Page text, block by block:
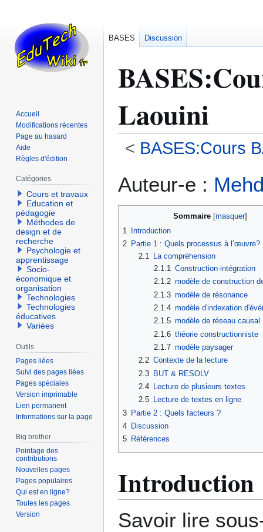
BASES:
Laouini
< BASES:Cours
à
à
Auteur-e :
Sommaire
1
Introduction
2 Partie 1 : Quels processus à l’œuvre?
2.1
La compréhension
2.1.1
Construction-intégration
2.1.2 modèle de construction
2.1.3 modèle de résonance
2.1.4 modèle d'indexation
2.1.5 modèle de réseau causal
2.1.6 théorie constructionniste
2.1.7 modèle paysager
2.2 Contexte de la lecture
2.3 BUT & RESOLV
2.4
Lecture de plusieurs textes
2.5
Lecture de textes en ligne
3 Partie 2 : Quels facteurs ?
4 Discussion
5 Références
Introduction
Savoir lire
BASES Discussion
Accueil
Modifications récentes
Page au hasard
Aide
Règles d'édition
Catégories
Cours et travaux
Education et
pédagogie
Méthodes de
design et de
recherche
Psychologie et
apprentissage
Socio-
économique et
organisation
Technologies
Technologies
éducatives
Variées
Outils
Pages liées
Suivi des pages liées
Pages spéciales
Version imprimable
Lien permanent
Informations sur la page
Big brother
Pointage des
contributions
Nouvelles pages
Pages populaires
Qui est en ligne?
Toutes les pages
Version